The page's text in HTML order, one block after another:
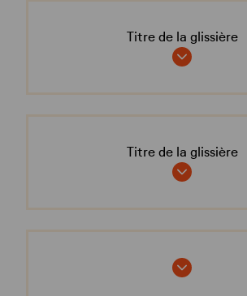
Titre de la glissière
Titre de la glissière